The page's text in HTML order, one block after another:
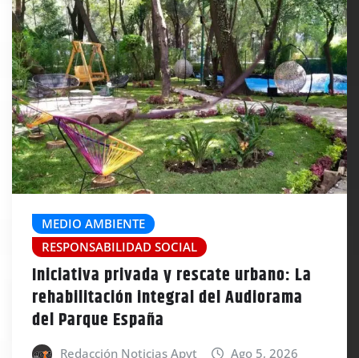
MEDIO AMBIENTE
RESPONSABILIDAD SOCIAL
Iniciativa privada y rescate urbano: La
rehabilitación integral del Audiorama
del Parque España
Redacción Noticias Apyt Ago 5, 2026